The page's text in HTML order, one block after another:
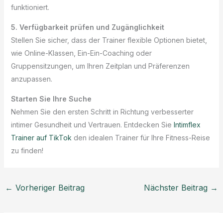
funktioniert.
5. Verfügbarkeit prüfen und Zugänglichkeit
Stellen Sie sicher, dass der Trainer flexible Optionen bietet,
wie Online-Klassen, Ein-Ein-Coaching oder
Gruppensitzungen, um Ihren Zeitplan und Präferenzen
anzupassen.
Starten Sie Ihre Suche
Nehmen Sie den ersten Schritt in Richtung verbesserter
intimer Gesundheit und Vertrauen. Entdecken Sie Intimflex
Trainer auf TikTok den idealen Trainer für Ihre Fitness-Reise
zu finden!
← Vorheriger Beitrag Nächster Beitrag →